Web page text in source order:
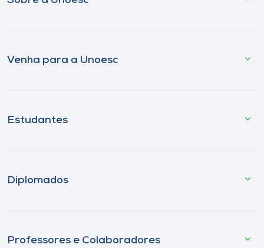
Venha para a Unoesc
Estudantes
Diplomados
Professores e Colaboradores